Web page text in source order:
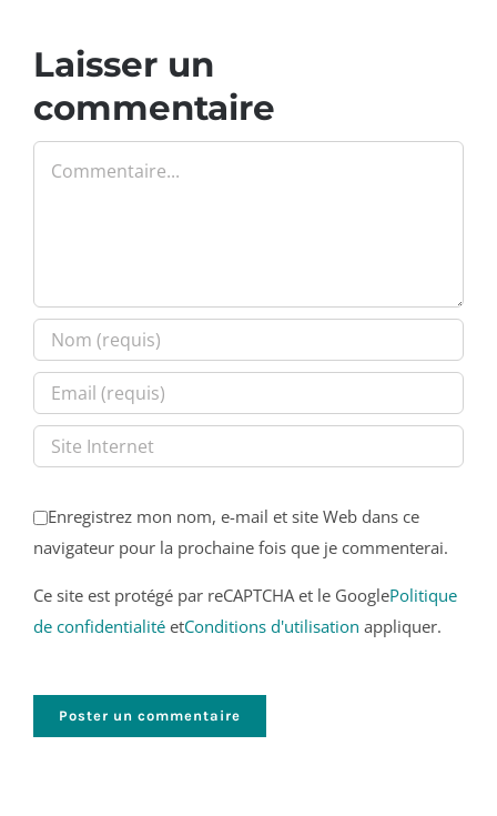
Laisser un
commentaire
Enregistrez mon nom, e-mail et site Web dans ce
navigateur pour la prochaine fois que je commenterai.
Ce site est protégé par reCAPTCHA et le GooglePolitique
de confidentialité etConditions d'utilisation appliquer.